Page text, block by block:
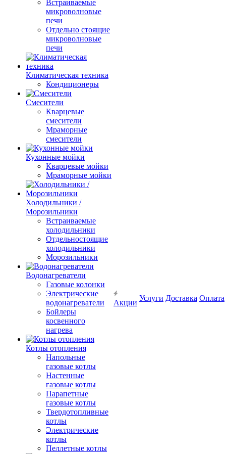
Встраиваемые
микроволновые
печи
Отдельно стоящие
микроволновые
печи
Климатическая техника
Кондиционеры
Смесители
Кварцевые
смесители
Мраморные
смесители
Кухонные мойки
Кварцевые мойки
Мраморные мойки
Холодильники /
Морозильники
Встраиваемые
холодильники
Отдельностоящие
холодильники
Морозильники
Водонагреватели
Газовые колонки
Электрические
водонагреватели
Бойлеры
косвенного
нагрева
Котлы отопления
Напольные
газовые котлы
Настенные
газовые котлы
Парапетные
газовые котлы
Твердотопливные
котлы
Электрические
котлы
Пеллетные котлы
Акции
Услуги Доставка Оплата